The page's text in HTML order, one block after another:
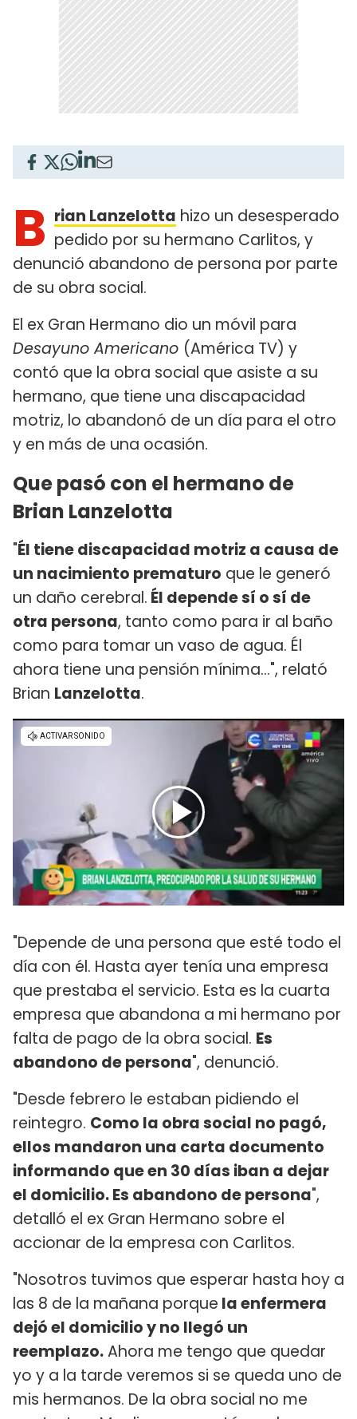
B rian Lanzelotta hizo un desesperado
pedido por su hermano Carlitos, y
denunció abandono de persona por parte
de su obra social.
El ex Gran Hermano dio un móvil para
Desayuno Americano (América TV) y
contó que la obra social que asiste a su
hermano, que tiene una discapacidad
motriz, lo abandonó de un día para el otro
y en más de una ocasión.
Que pasó con el hermano de
Brian Lanzelotta
"Él tiene discapacidad motriz a causa de
un nacimiento prematuro que le generó
un daño cerebral. Él depende sí o sí de
otra persona, tanto como para ir al baño
como para tomar un vaso de agua. Él
ahora tiene una pensión mínima...", relató
Brian Lanzelotta.
"Depende de una persona que esté todo el
día con él. Hasta ayer tenía una empresa
que prestaba el servicio. Esta es la cuarta
empresa que abandona a mi hermano por
falta de pago de la obra social. Es
abandono de persona", denunció.
"Desde febrero le estaban pidiendo el
reintegro. Como la obra social no pagó,
ellos mandaron una carta documento
informando que en 30 días iban a dejar
el domicilio. Es abandono de persona",
detalló el ex Gran Hermano sobre el
accionar de la empresa con Carlitos.
"Nosotros tuvimos que esperar hasta hoy a
las 8 de la mañana porque la enfermera
dejó el domicilio y no llegó un
reemplazo.Ahora me tengo que quedar
yo y a la tarde veremos si se queda uno de
mis hermanos. De la obra social no me